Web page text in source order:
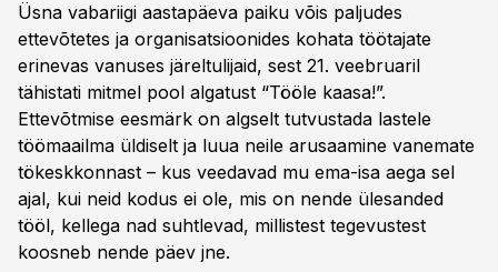
Üsna vabariigi aastapäeva paiku võis paljudes
ettevõtetes ja organisatsioonides kohata töötajate
erinevas vanuses järeltulijaid, sest 21. veebruaril
tähistati mitmel pool algatust “Tööle kaasa!”.
Ettevõtmise eesmärk on algselt tutvustada lastele
töömaailma üldiselt ja luua neile arusaamine vanemate
tökeskkonnast – kus veedavad mu ema-isa aega sel
ajal, kui neid kodus ei ole, mis on nende ülesanded
tööl, kellega nad suhtlevad, millistest tegevustest
koosneb nende päev jne.